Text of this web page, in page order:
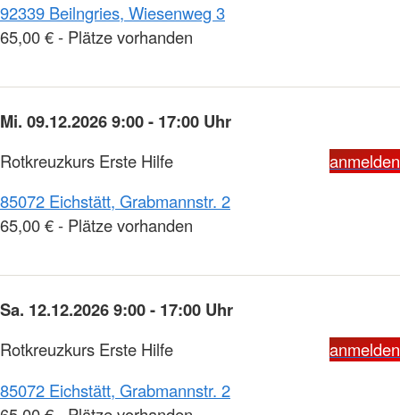
92339 Beilngries, Wiesenweg 3
65,00 € - Plätze vorhanden
Mi. 09.12.2026 9:00 - 17:00 Uhr
Rotkreuzkurs Erste Hilfe
anmelden
85072 Eichstätt, Grabmannstr. 2
65,00 € - Plätze vorhanden
Sa. 12.12.2026 9:00 - 17:00 Uhr
Rotkreuzkurs Erste Hilfe
anmelden
85072 Eichstätt, Grabmannstr. 2